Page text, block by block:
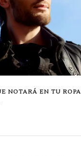
NOTARÁ EN TU